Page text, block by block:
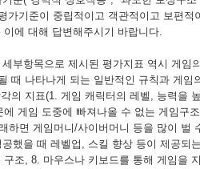
가기준이 중립적이고 객관적이고 보편
에 대해 답변해주시기 바랍니다.
부항목으로 제시된 평가지표 역시 게
때 나타나게 되는 일반적인 규칙과 게
의 지표(1. 게임 캐릭터의 레벨, 능력을
게임 도중에 빠져나올 수 없는 게임구
하면 게임머니/사이버머니 등을 많이
했을 때 레벨업, 스킬 향상 등이 제공
조, 8. 마우스나 키보드를 통해 게임을